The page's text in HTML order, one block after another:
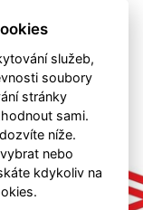
služeb,
soubory
stránky
sami.
níže.
nebo
kdykoliv na